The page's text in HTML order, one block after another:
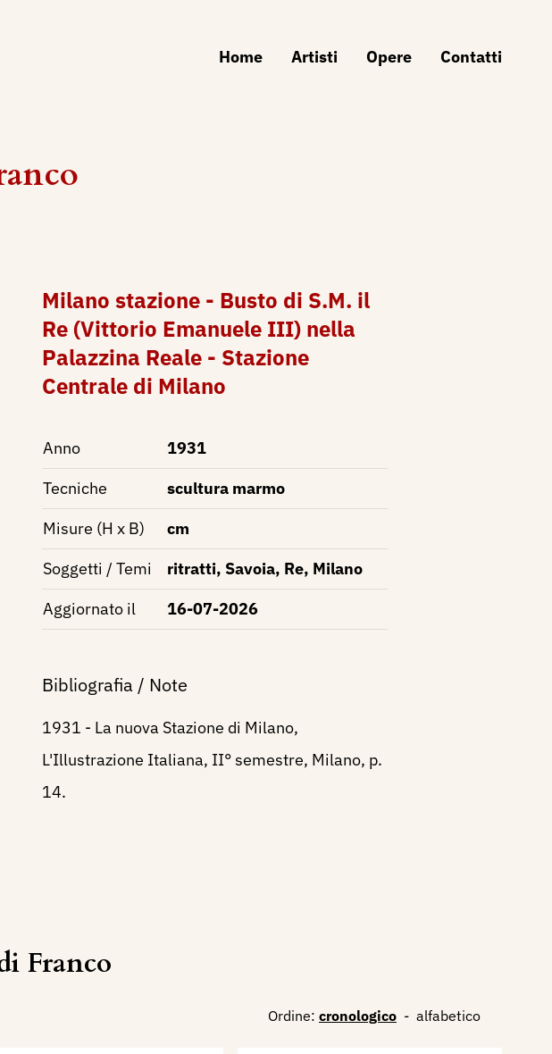
Home Artisti Opere Contatti
Milano stazione - Busto di S.M. il
Re (Vittorio Emanuele III) nella
Palazzina Reale - Stazione
Centrale di Milano
Anno
1931
Tecniche
scultura marmo
Misure (H x B)
cm
Soggetti / Temi
ritratti, Savoia, Re, Milano
Aggiornato il
16-07-2026
Bibliografia / Note
1931 - La nuova Stazione di Milano,
L'Illustrazione Italiana, II° semestre, Milano, p.
14.
Franco
Ordine: cronologico - alfabetico